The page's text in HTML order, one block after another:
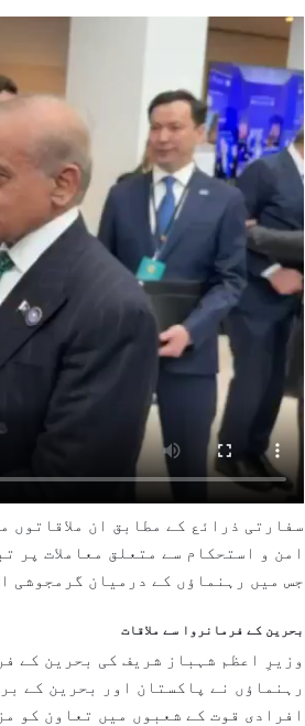
سفارتی ذرائع کے مطابق ان ملاقاتوں
امن و استحکام سے متعلق معاملات پر
جس میں رہنماؤں کے درمیان گرمجوشی
بحرین کے فرمانروا سے ملاقات
وزیرِ اعظم شہباز شریف کی بحرین کے
رہنماؤں نے پاکستان اور بحرین کے
افرادی قوت کے شعبوں میں تعاون کو